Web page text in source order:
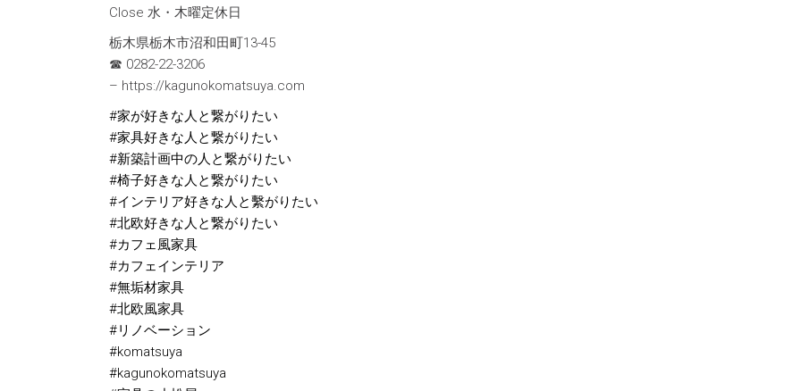
Close 水・木曜定休日
栃木県栃木市沼和田町13-45
☎︎ 0282-22-3206
– https://kagunokomatsuya.com
#家が好きな人と繋がりたい
#家具好きな人と繋がりたい
#新築計画中の人と繋がりたい
#椅子好きな人と繋がりたい
#インテリア好きな人と繫がりたい
#北欧好きな人と繋がりたい
#カフェ風家具
#カフェインテリア
#無垢材家具
#北欧風家具
#リノベーション
#komatsuya
#kagunokomatsuya